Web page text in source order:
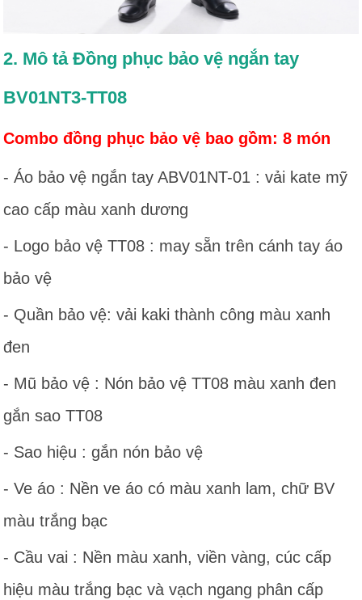
2. Mô tả Đồng phục bảo vệ ngắn tay
BV01NT3-TT08
Combo đồng phục bảo vệ bao gồm: 8 món
- Áo bảo vệ ngắn tay ABV01NT-01 : vải kate mỹ
cao cấp màu xanh dương
- Logo bảo vệ TT08 : may sẵn trên cánh tay áo
bảo vệ
- Quần bảo vệ: vải kaki thành công màu xanh
đen
- Mũ bảo vệ : Nón bảo vệ TT08 màu xanh đen
gắn sao TT08
- Sao hiệu : gắn nón bảo vệ
- Ve áo : Nền ve áo có màu xanh lam, chữ BV
màu trắng bạc
- Cầu vai : Nền màu xanh, viền vàng, cúc cấp
hiệu màu trắng bạc và vạch ngang phân cấp